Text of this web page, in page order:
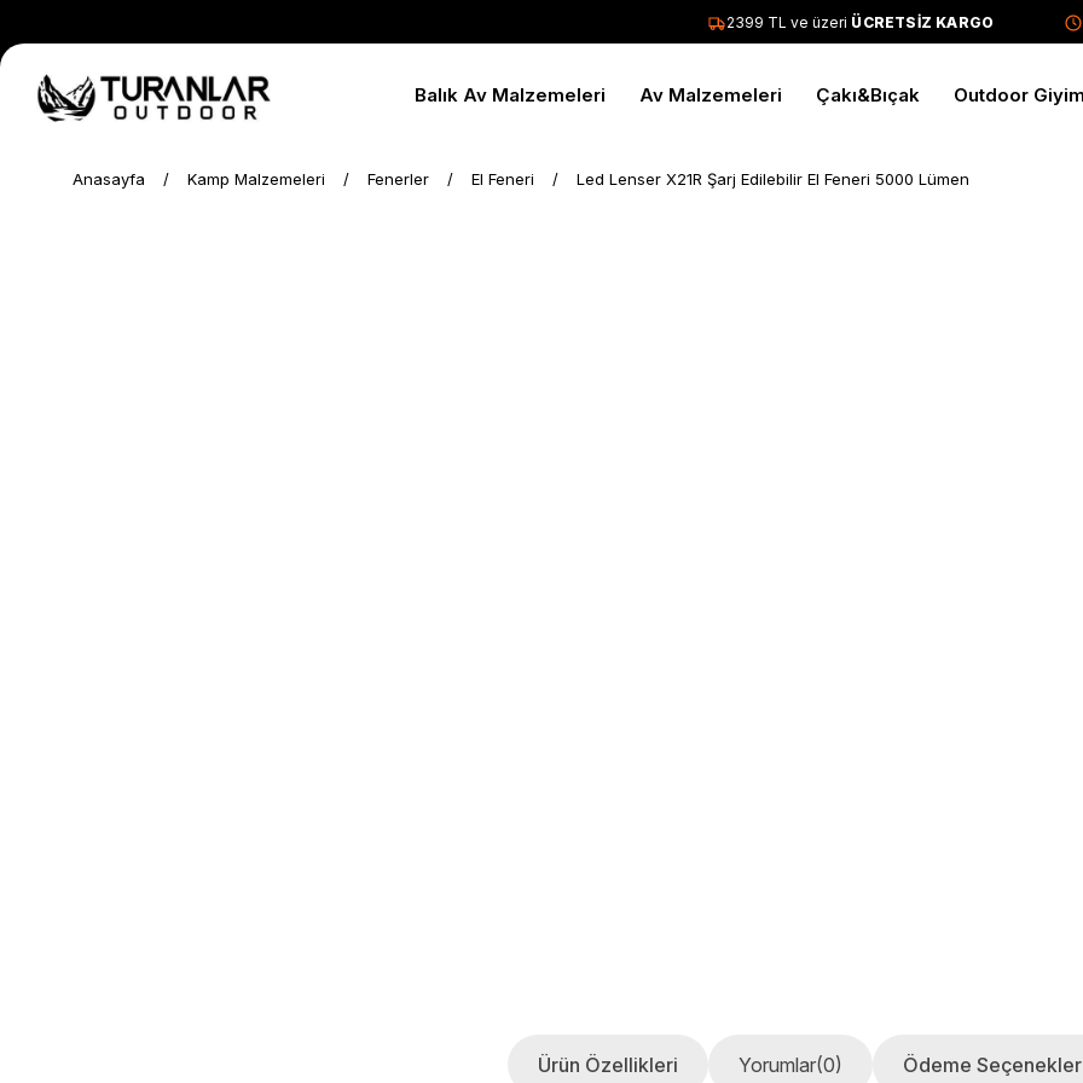
2399 TL ve üzeriÜCRETSİZ KARGO
Balık Av Malzemeleri Av Malzemeleri Çakı&Bıçak Outdoor
Anasayfa Kamp Malzemeleri Fenerler El Feneri Led Lenser X21R Şarj Edilebilir El Feneri 5000 Lümen
Ürün Özellikleri Yorumlar(0) Ödeme